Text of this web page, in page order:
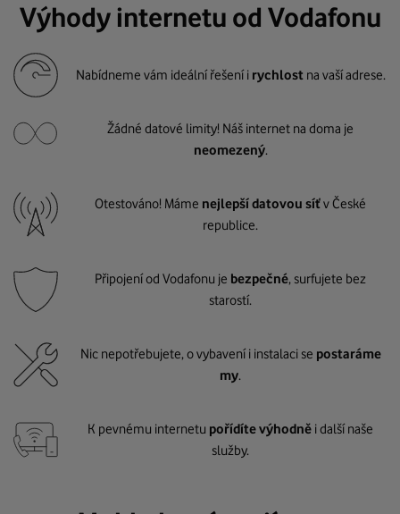
Výhody internetu od Vodafonu
Nabídneme vám ideální řešení i rychlost na vaší adrese.
Žádné datové limity! Náš internet na doma je
neomezený.
Otestováno! Máme nejlepší datovou síťv České
republice.
Připojení od Vodafonu je bezpečné, surfujete bez
starostí.
Nic nepotřebujete, o vybavení i instalaci se postaráme
my.
K pevnému internetu pořídíte výhodně i další naše
služby.